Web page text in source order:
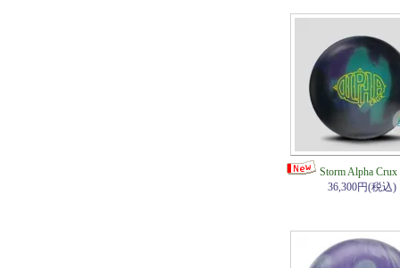
Storm Alpha
36,300円(税込)